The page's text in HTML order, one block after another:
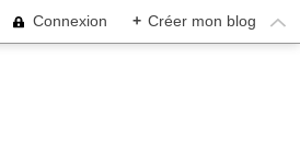
Connexion + Créer mon blog